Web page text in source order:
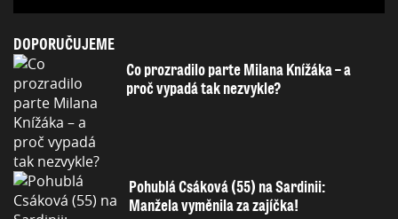
DOPORUČUJEME
Co prozradilo parte Milana Knížáka – a
proč vypadá tak nezvykle?
Pohublá Csáková (55) na Sardinii:
Manžela vyměnila za zajíčka!